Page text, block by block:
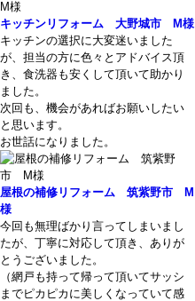
キッチンリフォーム 大野城市 M様
キッチンの選択に大変迷いました
が、担当の方に色々とアドバイス頂
き、食洗器も安くして頂いて助かり
ました。
次回も、機会があればお願いしたい
と思います。
お世話になりました。
屋根の補修リフォーム 筑紫野市 M
様
今回も無理ばかり言ってしまいまし
たが、丁寧に対応して頂き、ありが
とうございました。
（網戸も持って帰って頂いてサッシ
までピカピカに美しくなっていて感